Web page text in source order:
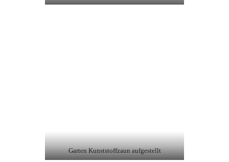
Garten Kunststoffzaun aufgestellt